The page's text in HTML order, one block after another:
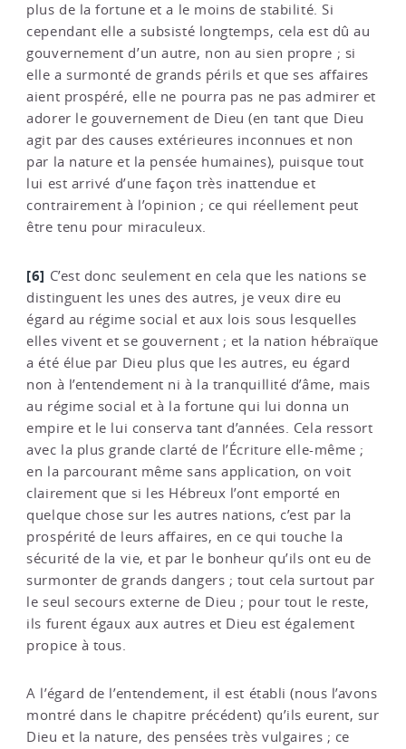
plus de la fortune et a le moins de stabilité. Si
cependant elle a subsisté longtemps, cela est dû au
gouvernement d’un autre, non au sien propre ; si
elle a surmonté de grands périls et que ses affaires
aient prospéré, elle ne pourra pas ne pas admirer et
adorer le gouvernement de Dieu (en tant que Dieu
agit par des causes extérieures inconnues et non
par la nature et la pensée humaines), puisque tout
lui est arrivé d’une façon très inattendue et
contrairement à l’opinion ; ce qui réellement peut
être tenu pour miraculeux.
[6] C’est donc seulement en cela que les nations se
distinguent les unes des autres, je veux dire eu
égard au régime social et aux lois sous lesquelles
elles vivent et se gouvernent ; et la nation hébraïque
a été élue par Dieu plus que les autres, eu égard
non à l’entendement ni à la tranquillité d’âme, mais
au régime social et à la fortune qui lui donna un
empire et le lui conserva tant d’années. Cela ressort
avec la plus grande clarté de l’Écriture elle-même ;
en la parcourant même sans application, on voit
clairement que si les Hébreux l’ont emporté en
quelque chose sur les autres nations, c’est par la
prospérité de leurs affaires, en ce qui touche la
sécurité de la vie, et par le bonheur qu’ils ont eu de
surmonter de grands dangers ; tout cela surtout par
le seul secours externe de Dieu ; pour tout le reste,
ils furent égaux aux autres et Dieu est également
propice à tous.
A l’égard de l’entendement, il est établi (nous l’avons
montré dans le chapitre précédent) qu’ils eurent, sur
Dieu et la nature, des pensées très vulgaires ; ce